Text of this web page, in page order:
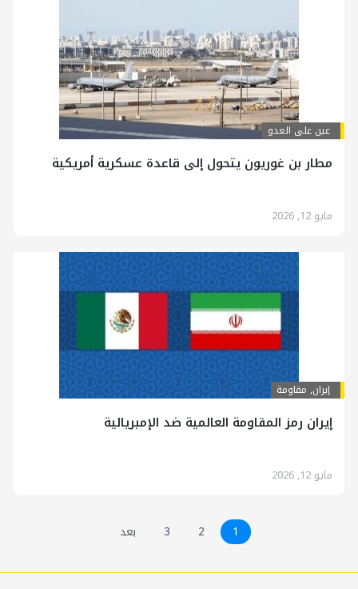
عين على العدو
مطار بن غوريون يتحول إلى قاعدة عسكرية أمريكية
مايو 12, 2026
إيران, مقاومة
إيران رمز المقاومة العالمية ضد الإمبريالية
مايو 12, 2026
1
2
3 بعد